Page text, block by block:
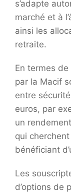
s’adapte
marché et à
ainsi les
retraite.
En termes de
par la Macif
entre
euros, par
un
qui
bénéficiant
Les
d’options de